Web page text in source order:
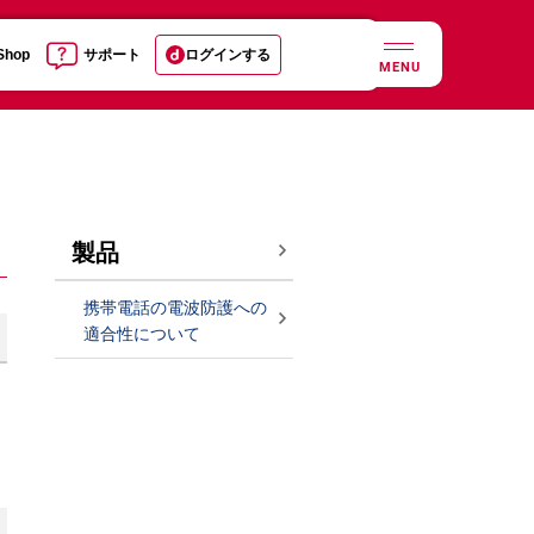
サポート ログインする
MENU
製品
携帯電話の電波防護への
適合性について